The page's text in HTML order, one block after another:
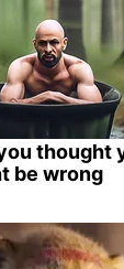
thought
be wrong